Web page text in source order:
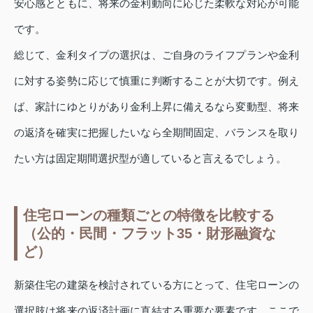
安心感とともに、将来の金利動向に応じた柔軟な対応が可能
です。
総じて、金利タイプの選択は、ご自身のライフプランや金利
に対する姿勢に応じて慎重に判断することが大切です。例え
ば、家計にゆとりがあり金利上昇に備えるなら変動型、将来
の返済を確実に把握したいなら全期間固定、バランスを取り
たい方は固定期間選択型が適していると言えるでしょう。
住宅ローンの種類ごとの特徴を比較する
（公的・民間・フラット35・財形融資な
ど）
新築住宅の建築を検討されている方にとって、住宅ローンの